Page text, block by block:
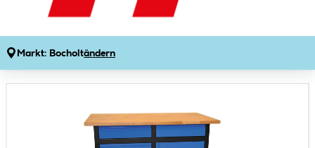
Markt: Bocholtändern
Werkbank GW 5/1
Artikelnummer: 193799